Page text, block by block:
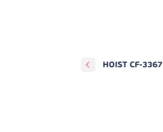
HOIST CF-3367